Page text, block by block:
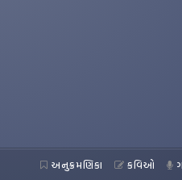
અનુક્રમણિકા કવિઓ